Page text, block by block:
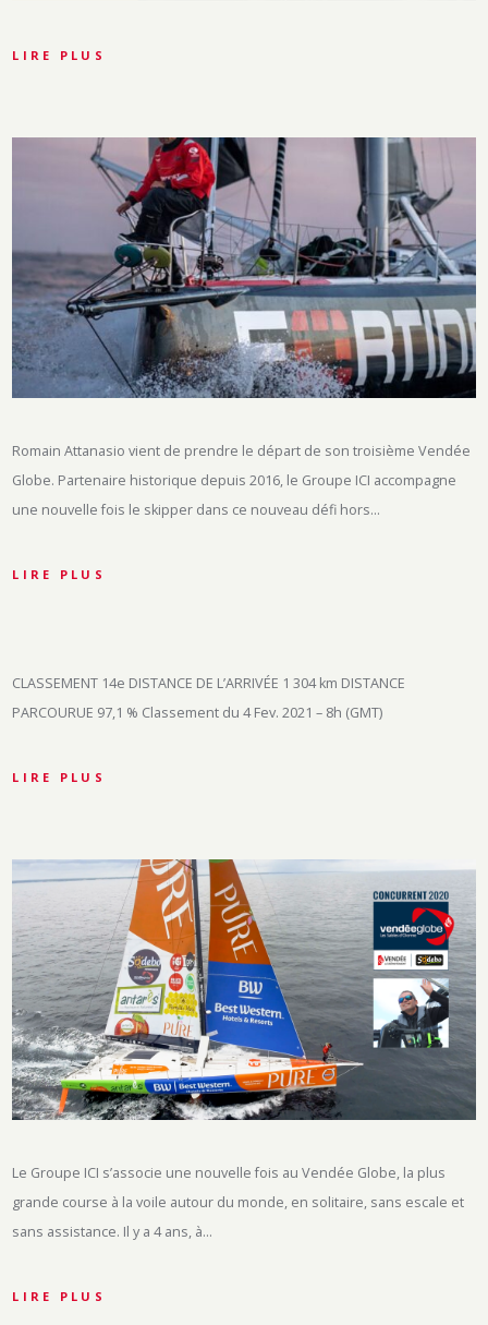
LIRE PLUS
Romain Attanasio vient de prendre le départ de son troisième Vendée
Globe. Partenaire historique depuis 2016, le Groupe ICI accompagne
une nouvelle fois le skipper dans ce nouveau défi hors…
LIRE PLUS
CLASSEMENT 14e DISTANCE DE L’ARRIVÉE 1 304 km DISTANCE
PARCOURUE 97,1 % Classement du 4 Fev. 2021 – 8h (GMT)
LIRE PLUS
Le Groupe ICI s’associe une nouvelle fois au Vendée Globe, la plus
grande course à la voile autour du monde, en solitaire, sans escale et
sans assistance. Il y a 4 ans, à…
LIRE PLUS